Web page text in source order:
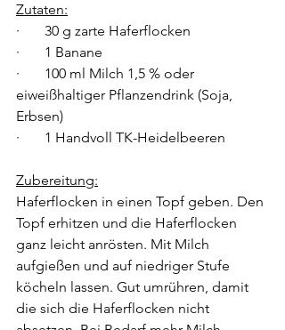
Zutaten:
·       30 g zarte Haferflocken
·       1 Banane
·       100 ml Milch 1,5 % oder
eiweißhaltiger Pflanzendrink (Soja,
Erbsen)
·       1 Handvoll TK-Heidelbeeren
Zubereitung:
Haferflocken in einen Topf geben. Den
Topf erhitzen und die Haferflocken
ganz leicht anrösten. Mit Milch
aufgießen und auf niedriger Stufe
köcheln lassen. Gut umrühren, damit
die sich die Haferflocken nicht